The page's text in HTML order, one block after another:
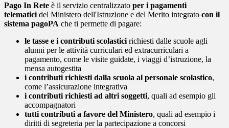
Pago In Rete è il servizio centralizzato per i pagamenti
telematici del Ministero dell'Istruzione e del Merito integrato con il
sistema pagoPA che ti permette di pagare:
le tasse e i contributi scolastici richiesti dalle scuole agli
alunni per le attività curriculari ed extracurriculari a
pagamento, come le visite guidate, i viaggi d’istruzione, la
mensa autogestita
i contributi richiesti dalla scuola al personale scolastico,
come l’assicurazione integrativa
i contributi richiesti ad altri soggetti, quali ad esempio gli
accompagnatori
tutti contributi a favore del Ministero, quali ad esempio i
diritti di segreteria per la partecipazione a concorsi